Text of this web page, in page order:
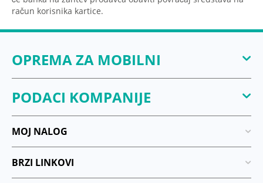
račun korisnika kartice.
OPREMA ZA MOBILNI
PODACI KOMPANIJE
MOJ NALOG
BRZI LINKOVI